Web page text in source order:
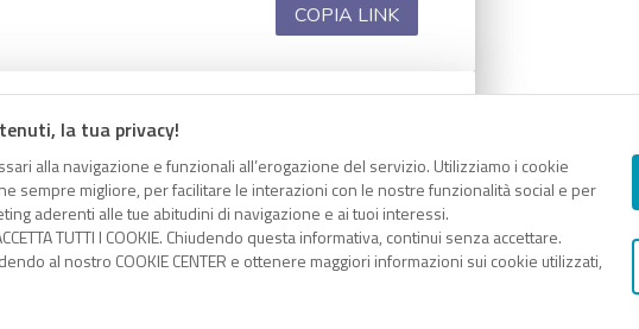
la tua privacy!
alla navigazione e funzionali all’erogazione del servizio. Utilizziamo i cookie
sempre migliore, per facilitare le interazioni con le nostre funzionalità social e per
aderenti alle tue abitudini di navigazione e ai tuoi interessi.
TUTTI I COOKIE. Chiudendo questa informativa, continui senza accettare.
al nostro COOKIE CENTER e ottenere maggiori informazioni sui cookie utilizzati,
COPIA LINK
negli appunti.